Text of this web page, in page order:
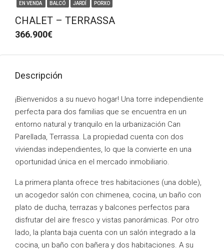
EN VENDA BALCÓ JARDÍ PORXO
CHALET – TERRASSA
366.900€
Descripción
¡Bienvenidos a su nuevo hogar! Una torre independiente
perfecta para dos familias que se encuentra en un
entorno natural y tranquilo en la urbanización Can
Parellada, Terrassa. La propiedad cuenta con dos
viviendas independientes, lo que la convierte en una
oportunidad única en el mercado inmobiliario.
La primera planta ofrece tres habitaciones (una doble),
un acogedor salón con chimenea, cocina, un baño con
plato de ducha, terrazas y balcones perfectos para
disfrutar del aire fresco y vistas panorámicas. Por otro
lado, la planta baja cuenta con un salón integrado a la
cocina, un baño con bañera y dos habitaciones. A su